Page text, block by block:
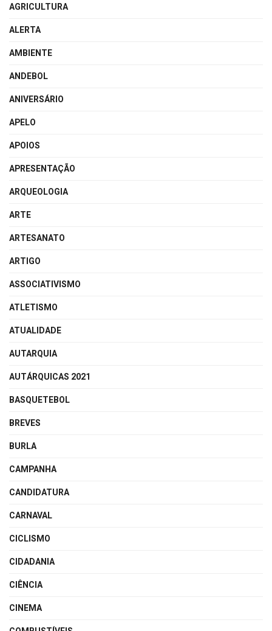
AGRICULTURA
ALERTA
AMBIENTE
ANDEBOL
ANIVERSÁRIO
APELO
APOIOS
APRESENTAÇÃO
ARQUEOLOGIA
ARTE
ARTESANATO
ARTIGO
ASSOCIATIVISMO
ATLETISMO
ATUALIDADE
AUTARQUIA
AUTÁRQUICAS 2021
BASQUETEBOL
BREVES
BURLA
CAMPANHA
CANDIDATURA
CARNAVAL
CICLISMO
CIDADANIA
CIÊNCIA
CINEMA